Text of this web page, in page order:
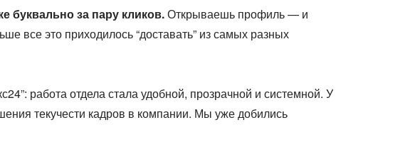
за пару кликов.Открываешь профиль — и
все это приходилось “доставать” из самых разных
работа отдела стала удобной, прозрачной и системной. У
текучести кадров в компании. Мы уже добились